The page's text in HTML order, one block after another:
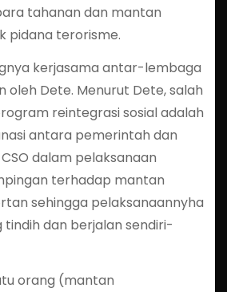
tahanan dan mantan
pidana terorisme.
kerjasama antar-lembaga
oleh Dete. Menurut Dete, salah
reintegrasi sosial adalah
antara pemerintah dan
dalam pelaksanaan
terhadap mantan
sehingga pelaksanaannyha
dan berjalan sendiri-
orang (mantan